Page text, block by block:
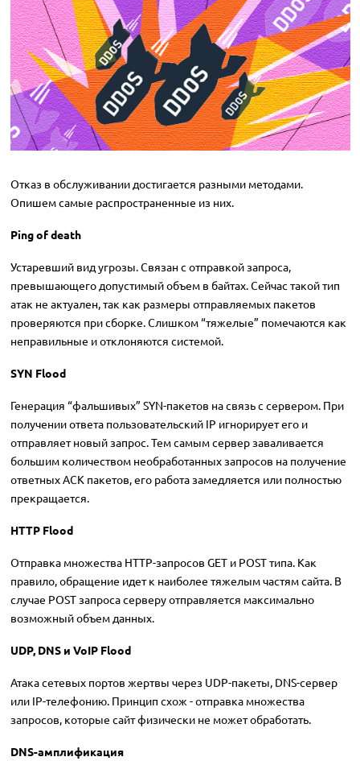
Отказ в обслуживании достигается разными методами.
Опишем самые распространенные из них.
Ping of death
Устаревший вид угрозы. Связан с отправкой запроса,
превышающего допустимый объем в байтах. Сейчас такой тип
атак не актуален, так как размеры отправляемых пакетов
проверяются при сборке. Слишком “тяжелые” помечаются как
неправильные и отклоняются системой.
SYN Flood
Генерация “фальшивых” SYN-пакетов на связь с сервером. При
получении ответа пользовательский IP игнорирует его и
отправляет новый запрос. Тем самым сервер заваливается
большим количеством необработанных запросов на получение
ответных ACK пакетов, его работа замедляется или полностью
прекращается.
HTTP Flood
Отправка множества HTTP-запросов GET и POST типа. Как
правило, обращение идет к наиболее тяжелым частям сайта. В
случае POST запроса серверу отправляется максимально
возможный объем данных.
UDP, DNS и VoIP Flood
Атака сетевых портов жертвы через UDP-пакеты, DNS-сервер
или IP-телефонию. Принцип схож - отправка множества
запросов, которые сайт физически не может обработать.
DNS-амплификация